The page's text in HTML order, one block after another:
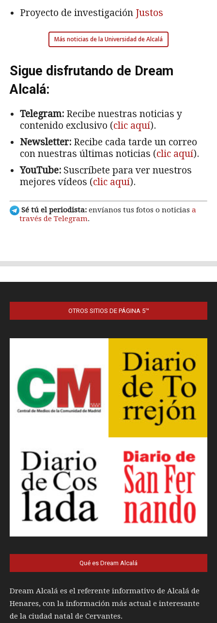
OTROS SITIOS DE PÁGINA 5™
Qué es Dream Alcalá
Dream Alcalá es el referente informativo de Alcalá de
Henares, con la información más actual e interesante
de la ciudad natal de Cervantes.